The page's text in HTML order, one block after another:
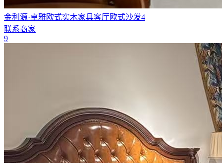
金利源·卓雅欧式实木家具客厅欧式沙发4
联系商家
9